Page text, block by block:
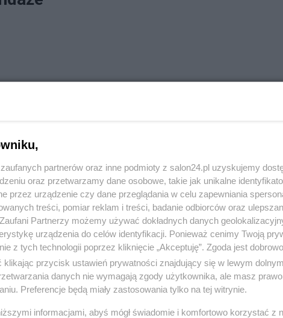
partnerów oraz inne podmioty z salon24.pl uzyskujemy
oraz przetwarzamy dane osobowe, takie jak unikalne
przez urządzenie czy dane przeglądania w celu zapewniania
treści, pomiar reklam i treści, badanie odbiorców oraz
Partnerzy możemy używać dokładnych danych
urządzenia do celów identyfikacji. Ponieważ cenimy Twoją
z tych technologii poprzez kliknięcie „Akceptuję”. Zgoda jest
klikając przycisk ustawień prywatności znajdujący się w lewym
danych nie wymagają zgody użytkownika, ale masz
Preferencje będą miały zastosowania tylko na tej witrynie.
informacjami, abyś mógł świadomie i komfortowo korzystać z